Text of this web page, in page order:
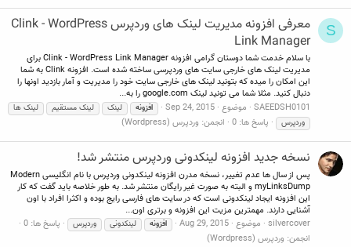
S
معرفی افزونه مدیریت لینک های وردپرس Clink - WordPress
Link Manager
با سلام خدمت شما دوستان گرامی افزونه Clink - WordPress Link Manager برای
مدیریت لینک های خارجی سایت های وردپرسی ساخته شده است. افزونه Clink به شما
این امکان را میده که بتونید لینک های خارجی سایت خود را مدیریت و آمار بازدید اونها را
دنبال کنید. مثلا شما می تونید لینک google.com را به...
SAEEDSH0101 موضوع Sep 24, 2015 افزونه لینک لینک مستقیم
لینک ها
وردپرس
پاسخ ها: 0 انجمن: وردپرس (Wordpress)
نسخه جدید افزونه لینکدونی وردپرس منتشر شد!
پس از سال ها عدم تغییر، نسخه مدرن افزونه لینکدونی وردپرس با نام انگلیسی Modern
myLinksDump و البته به صورت غیر رایگان منتشر شد. به طور خلاصه باید گفت که کار
این افزونه ایجاد لینکدونی است که در سایت های فارسی رایج بوده و اکثرا افراد با اون
آشنایی دارند. مهمترین مزیت این افزونه و برتری اون...
silvercover موضوع Aug 29, 2015 افزونه لینکدونی وردپرس
پاسخ ها: 0
انجمن: وردپرس (Wordpress)